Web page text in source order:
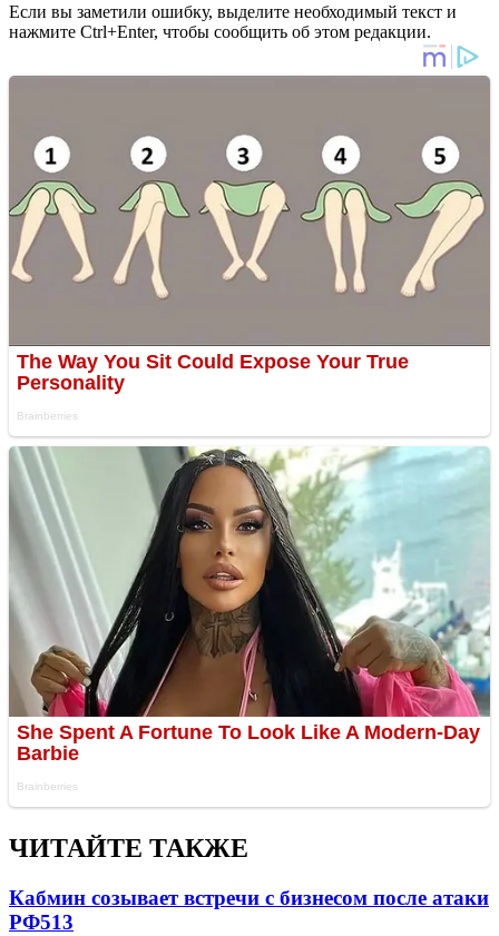
Если вы заметили ошибку, выделите необходимый текст и
нажмите Ctrl+Enter, чтобы сообщить об этом редакции.
ЧИТАЙТЕ ТАКЖЕ
Кабмин созывает встречи с бизнесом после атаки
РФ513